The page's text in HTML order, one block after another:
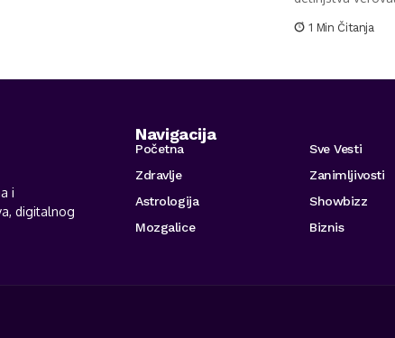
1 Min Čitanja
i
digitalnog
Navigacija
Početna
Sve Vesti
Zdravlje
Zanimljivosti
Astrologija
Showbizz
Mozgalice
Biznis